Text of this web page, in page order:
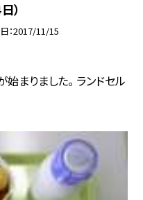
）
2017/11/15
まりました。 ランドセル